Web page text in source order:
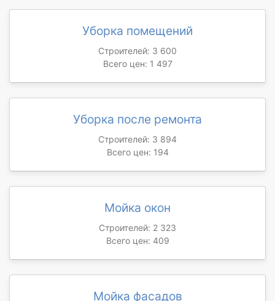
Уборка помещений
Строителей: 3 600
Всего цен: 1 497
Уборка после ремонта
Строителей: 3 894
Всего цен: 194
Мойка окон
Строителей: 2 323
Всего цен: 409
Мойка фасадов